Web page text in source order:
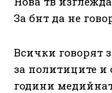
За бнт да не
Всички говорят
за политиците и
години